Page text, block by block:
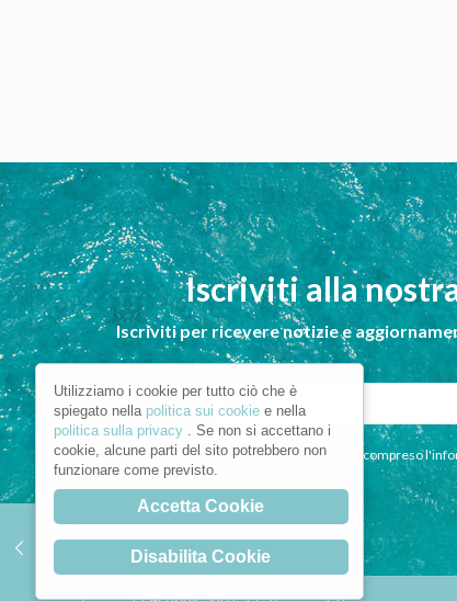
Iscriviti alla
Iscriviti per ricevere notizie e
Dichiaro di aver letto e compreso
Utilizziamo i cookie per tutto ciò che è
spiegato nella politica sui cookie e nella
politica sulla privacy . Se non si accettano i
cookie, alcune parti del sito potrebbero non
funzionare come previsto.
Accetta Cookie
Disabilita Cookie